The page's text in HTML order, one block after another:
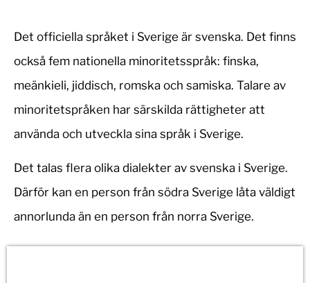
Det officiella språket i Sverige är svenska. Det finns
också fem nationella minoritetsspråk: finska,
meänkieli, jiddisch, romska och samiska. Talare av
minoritetspråken har särskilda rättigheter att
använda och utveckla sina språk i Sverige.
Det talas flera olika dialekter av svenska i Sverige.
Därför kan en person från södra Sverige låta väldigt
annorlunda än en person från norra Sverige.